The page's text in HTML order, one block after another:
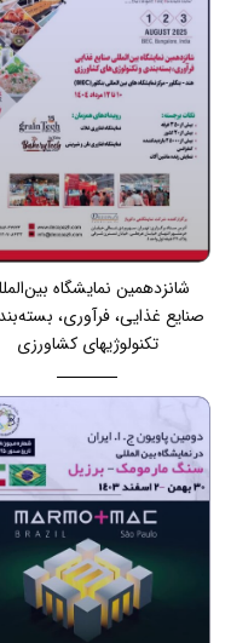
شانزدهمین نمایشگاه
صنایع غذایی، فرآوری،
تکنولوژیهای کشاورزی